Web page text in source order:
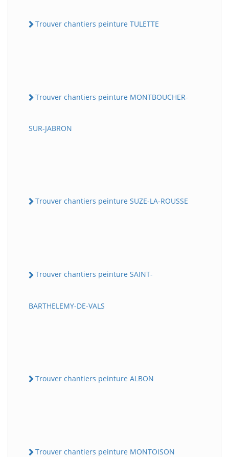
Trouver chantiers peinture TULETTE
Trouver chantiers peinture MONTBOUCHER-
SUR-JABRON
Trouver chantiers peinture SUZE-LA-ROUSSE
Trouver chantiers peinture SAINT-
BARTHELEMY-DE-VALS
Trouver chantiers peinture ALBON
Trouver chantiers peinture MONTOISON